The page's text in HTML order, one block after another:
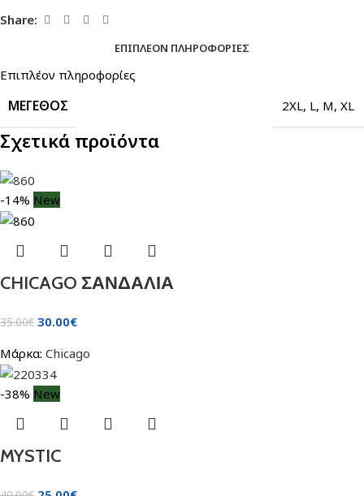
Share:
ΕΠΙΠΛΈΟΝ ΠΛΗΡΟΦΟΡΊΕΣ
Επιπλέον πληροφορίες
ΜΈΓΕΘΟΣ 2XL, L, M, XL
Σχετικά προϊόντα
-14% New
CHICAGO ΣΑΝΔΑΛΙΑ
35.00€ 30.00€
Μάρκα: Chicago
-38% New
MYSTIC